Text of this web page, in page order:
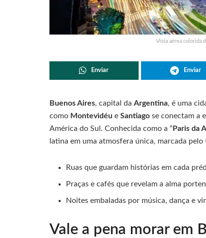
Vista aérea colorida
Enviar Enviar
Buenos Aires, capital da Argentina, é uma
como Montevidéu e Santiago se conectam a
América do Sul. Conhecida como a “ Paris da
latina em uma atmosfera única, marcada pelo
Ruas que guardam histórias em cada
Praças e cafés que revelam a alma
Noites embaladas por música, dança e
Vale a pena morar em